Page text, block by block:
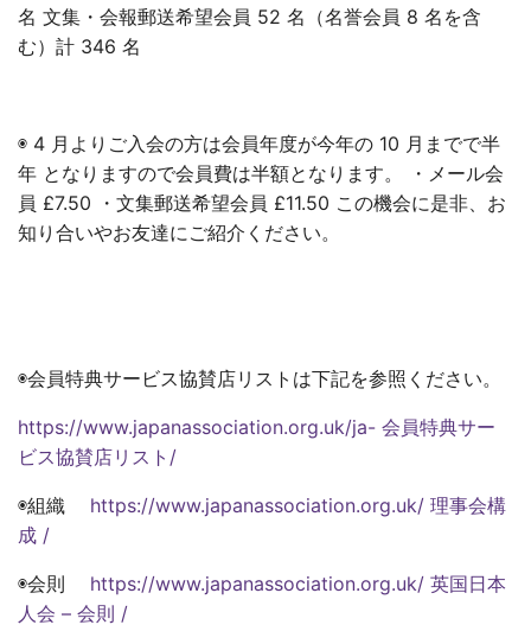
名 文集・会報郵送希望会員 52 名（名誉会員 8 名を含
む）計 346 名
◉ 4 月よりご入会の方は会員年度が今年の 10 月までで半
年 となりますので会員費は半額となります。 ・メール会
員 £7.50 ・文集郵送希望会員 £11.50 この機会に是非、お
知り合いやお友達にご紹介ください。
◉会員特典サービス協賛店リストは下記を参照ください。
https://www.japanassociation.org.uk/ja- 会員特典サー
ビス協賛店リスト/
◉組織 https://www.japanassociation.org.uk/ 理事会構
成 /
◉会則 https://www.japanassociation.org.uk/ 英国日本
人会 – 会則 /